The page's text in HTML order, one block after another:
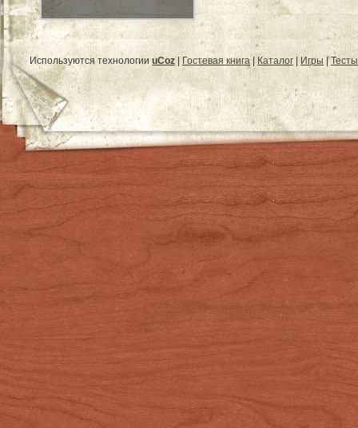
Используются технологии uCoz Гостевая книга| Каталог Игры |Тесты